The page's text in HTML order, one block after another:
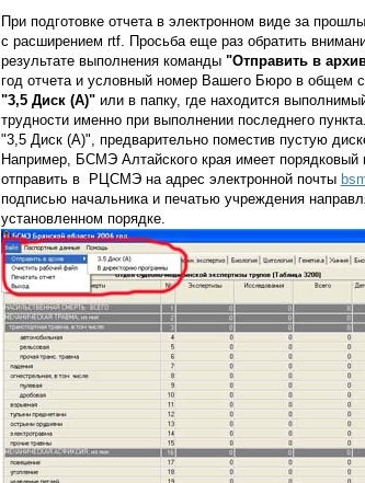
При подготовке отчета в электронном виде за
с расширением rtf. Просьба еще раз обратить
результате выполнения команды "Отправить в
год отчета и условный номер Вашего Бюро в общем
"3,5 Диск (А)"или в папку, где находится
трудности именно при выполнении последнего
"3,5 Диск (А)", предварительно поместив пустую
Например, БСМЭ Алтайского края имеет
отправить в РЦСМЭ на адрес электронной почты
подписью начальника и печатью учреждения
установленном порядке.